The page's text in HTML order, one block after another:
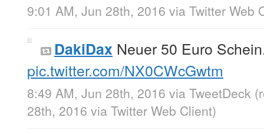
9:01 AM, Jun 28th, 2016 via Twitter Web
DakiDax Neuer 50 Euro
pic.twitter.com/NX0CWcGwtm
8:49 AM, Jun 28th, 2016 via TweetDeck
28th, 2016 via Twitter Web Client)